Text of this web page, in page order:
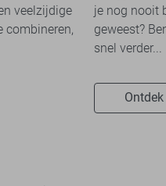
veelzijdige
combineren,
je nog nooit
geweest?
snel verder...